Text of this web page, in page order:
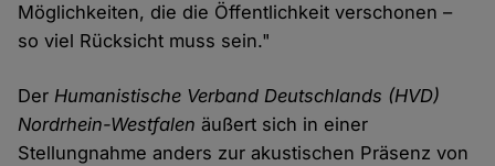
Möglichkeiten, die die Öffentlichkeit verschonen –
so viel Rücksicht muss sein."
DerHumanistische Verband Deutschlands (HVD)
Nordrhein-Westfalen äußert sich in einer
Stellungnahme anders zur akustischen Präsenz von